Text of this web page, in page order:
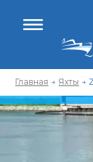
Главная → Яхты →